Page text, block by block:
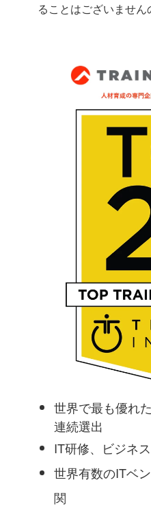
ることはございません
世界で最も優れ
連続選出
IT研修、ビジネ
世界有数のITベ
関